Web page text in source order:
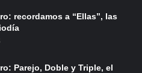
recordamos a “Ellas”, las
Parejo, Doble y Triple, el